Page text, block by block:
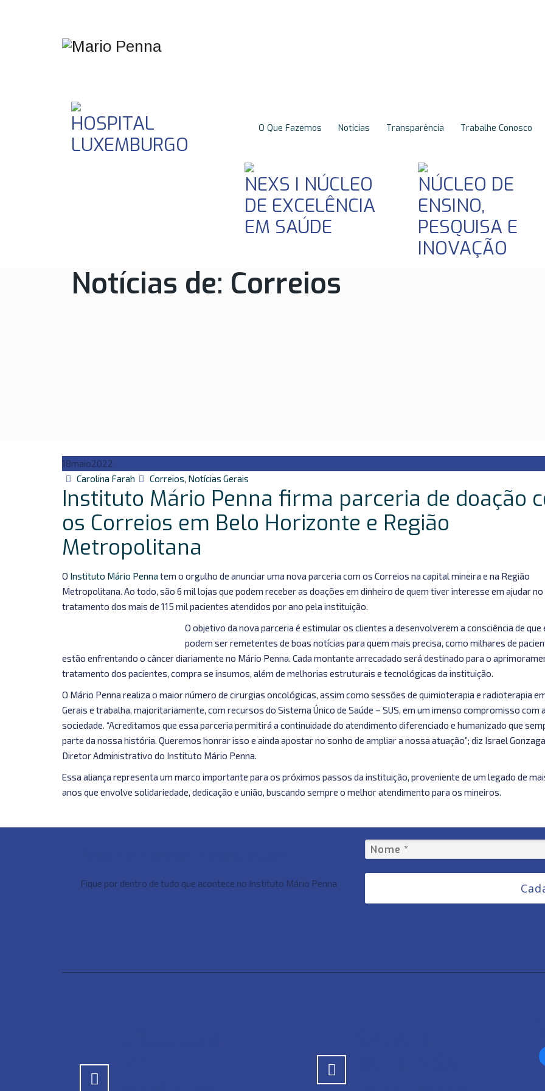
O Que Fazemos Notícias Transparência Trabalhe Conosco
HOSPITAL
LUXEMBURGO
NEXS I NÚCLEO
DE EXCELÊNCIA
EM SAÚDE
NÚCLEO DE
ENSINO,
PESQUISA E
INOVAÇÃO
Notícias de: Correios
18maio2022
Autor
Carolina Farah Categorias
Correios, Notícias Gerais
Instituto Mário Penna firma parceria de doação
os Correios em Belo Horizonte e Região
Metropolitana
O Instituto Mário Penna tem o orgulho de anunciar uma nova parceria com os Correios na capital mineira e na Região
Metropolitana. Ao todo, são 6 mil lojas que podem receber as doações em dinheiro de quem tiver interesse em ajudar no
tratamento dos mais de 115 mil pacientes atendidos por ano pela instituição.
O objetivo da nova parceria é estimular os clientes a desenvolverem a consciência de que
podem ser remetentes de boas notícias para quem mais precisa, como milhares de
estão enfrentando o câncer diariamente no Mário Penna. Cada montante arrecadado será destinado para o
tratamento dos pacientes, compra se insumos, além de melhorias estruturais e tecnológicas da instituição.
O Mário Penna realiza o maior número de cirurgias oncológicas, assim como sessões de quimioterapia e radioterapia
Gerais e trabalha, majoritariamente, com recursos do Sistema Único de Saúde – SUS, em um imenso compromisso com
sociedade. “Acreditamos que essa parceria permitirá a continuidade do atendimento diferenciado e humanizado que
parte da nossa história. Queremos honrar isso e ainda apostar no sonho de ampliar a nossa atuação”; diz Israel
Diretor Administrativo do Instituto Mário Penna.
Essa aliança representa um marco importante para os próximos passos da instituição, proveniente de um legado de
anos que envolve solidariedade, dedicação e união, buscando sempre o melhor atendimento para os mineiros.
Fique por dentro de tudo que acontece no Instituto Mário Penna